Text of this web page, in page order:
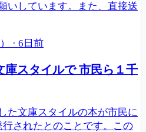
いしています。また、直接送
· 6日前
庫スタイルで 市民ら１千
た文庫スタイルの本が市民に
されたとのことです。この